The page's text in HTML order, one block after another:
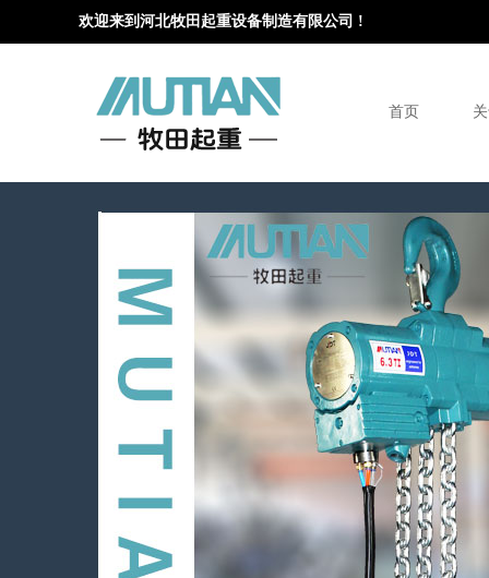
欢迎来到河北牧田起重设备制造有限公司 !
首页